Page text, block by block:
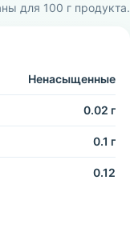
для 100 г продукта.
Ненасыщенные
0.02 г
0.1 г
0.12